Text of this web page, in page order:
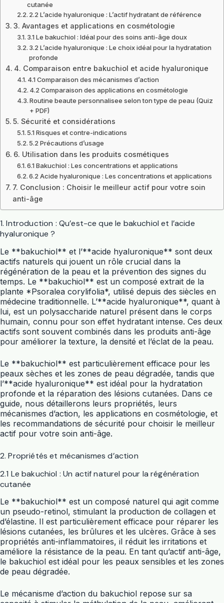
cutanée
2.2 L’acide hyaluronique : L’actif hydratant de référence
3. Avantages et applications en cosmétologie
3.1 Le bakuchiol : Idéal pour des soins anti-âge doux
3.2 L’acide hyaluronique : Le choix idéal pour la hydratation
profonde
4. Comparaison entre bakuchiol et acide hyaluronique
4.1 Comparaison des mécanismes d’action
4.2 Comparaison des applications en cosmétologie
Routine beaute personnalisee selon ton type de peau (Quiz
+ PDF)
5. Sécurité et considérations
5.1 Risques et contre-indications
5.2 Précautions d’usage
6. Utilisation dans les produits cosmétiques
6.1 Bakuchiol : Les concentrations et applications
6.2 Acide hyaluronique : Les concentrations et applications
7. Conclusion : Choisir le meilleur actif pour votre soin
anti-âge
1. Introduction : Qu’est-ce que le bakuchiol et l’acide
hyaluronique ?
Le **bakuchiol** et l’**acide hyaluronique** sont deux
actifs naturels qui jouent un rôle crucial dans la
régénération de la peau et la prévention des signes du
temps. Le **bakuchiol** est un composé extrait de la
plante *Psoralea corylifolia*, utilisé depuis des siècles en
médecine traditionnelle. L’**acide hyaluronique**, quant à
lui, est un polysaccharide naturel présent dans le corps
humain, connu pour son effet hydratant intense. Ces deux
actifs sont souvent combinés dans les produits anti-âge
pour améliorer la texture, la densité et l’éclat de la peau.
Le **bakuchiol** est particulièrement efficace pour les
peaux sèches et les zones de peau dégradée, tandis que
l’**acide hyaluronique** est idéal pour la hydratation
profonde et la réparation des lésions cutanées. Dans ce
guide, nous détaillerons leurs propriétés, leurs
mécanismes d’action, les applications en cosmétologie, et
les recommandations de sécurité pour choisir le meilleur
actif pour votre soin anti-âge.
2. Propriétés et mécanismes d’action
2.1 Le bakuchiol : Un actif naturel pour la régénération
cutanée
Le **bakuchiol** est un composé naturel qui agit comme
un pseudo-retinol, stimulant la production de collagen et
d’élastine. Il est particulièrement efficace pour réparer les
lésions cutanées, les brûlures et les ulcères. Grâce à ses
propriétés anti-inflammatoires, il réduit les irritations et
améliore la résistance de la peau. En tant qu’actif anti-âge,
le bakuchiol est idéal pour les peaux sensibles et les zones
de peau dégradée.
Le mécanisme d’action du bakuchiol repose sur sa